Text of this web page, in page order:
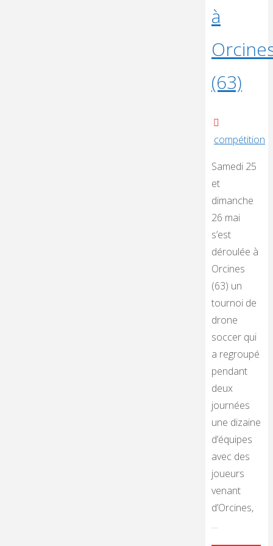
à
(63)
compétition
Samedi 25
et
dimanche
26 mai
s’est
déroulée à
Orcines
(63) un
tournoi de
drone
soccer qui
a regroupé
pendant
deux
journées
une dizaine
d’équipes
avec des
joueurs
venant
d’Orcines,
…